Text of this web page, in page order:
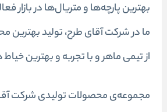
بهترین پارچه‌ها و متریال‌ها در بازار
ما در شرکت آقای طرح، تولید بهترین
از تیمی ماهر و با تجربه و بهترین
مجموعه‌ی محصولات تولیدی شرکت